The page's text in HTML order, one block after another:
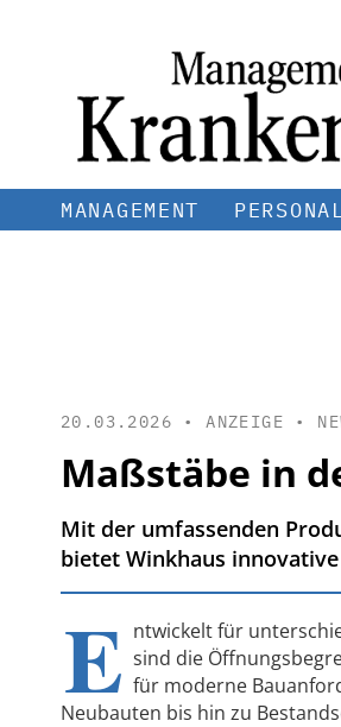
MANAGEMENT PERSONAL
20.03.2026 • ANZEIGE •
Maßstäbe in
Mit der umfassenden
bietet Winkhaus
E ntwickelt für
sind die
für moderne
Neubauten bis hin zu